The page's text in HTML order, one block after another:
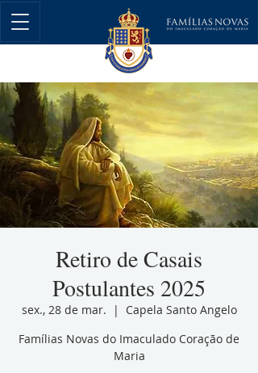
Retiro de Casais
Postulantes 2025
sex., 28 de mar.
  |
Capela Santo Angelo
Famílias Novas do Imaculado Coração de
Maria